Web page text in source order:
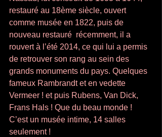
restauré au 18ème siècle, ouvert
comme musée en 1822, puis de
nouveau restauré  récemment, il a
rouvert à l’été 2014, ce qui lui a permis
de retrouver son rang au sein des
grands monuments du pays. Quelques
fameux Rambrandt et en vedette
Vermeer ! et puis Rubens, Van Dick,
Frans Hals ! Que du beau monde !
C’est un musée intime, 14 salles
seulement !